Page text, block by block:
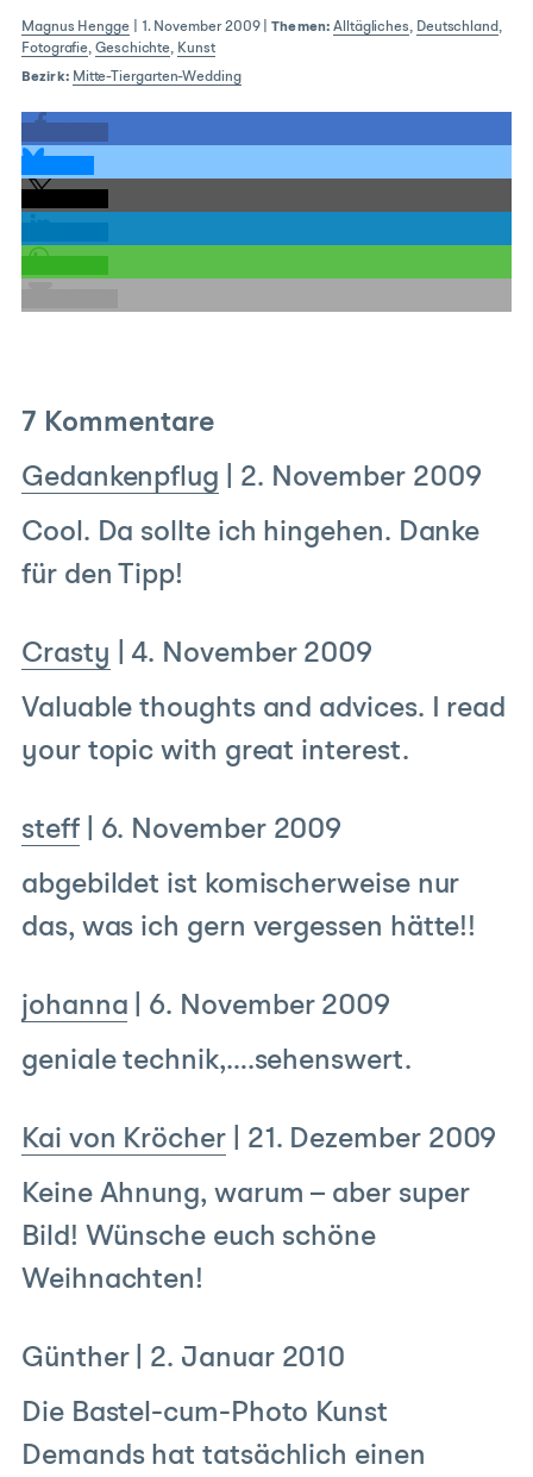
Magnus Hengge| 1. November 2009|Themen: Alltägliches, Deutschland,
Fotografie,Geschichte, Kunst
Bezirk: Mitte-Tiergarten-Wedding
7 Kommentare
Gedankenpflug
2. November 2009
Cool. Da sollte ich hingehen. Danke
für den Tipp!
Crasty
4. November 2009
Valuable thoughts and advices. I read
your topic with great interest.
steff
6. November 2009
abgebildet ist komischerweise nur
das, was ich gern vergessen hätte!!
johanna
6. November 2009
geniale technik,….sehenswert.
Kai von Kröcher
21. Dezember 2009
Keine Ahnung, warum – aber super
Bild! Wünsche euch schöne
Weihnachten!
Günther
2. Januar 2010
Die Bastel-cum-Photo Kunst
Demands hat tatsächlich einen